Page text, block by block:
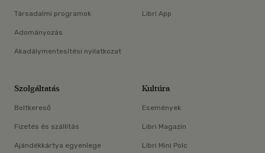
Társadalmi programok
Adományozás
Akadálymentesítési nyilatkozat
Libri App
Szolgáltatás
Boltkereső
Fizetés és szállítás
Ajándékkártya egyenlege
Kultúra
Események
Libri Magazin
Libri Mini Polc